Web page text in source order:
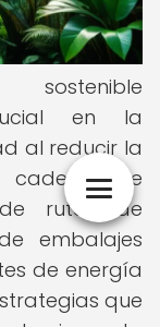
en la
al reducir la
de
de rutas de
embalajes
de energía
que